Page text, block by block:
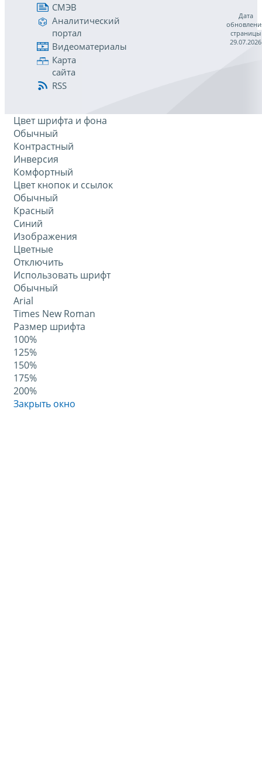
СМЭВ
Аналитический
портал
Видеоматериалы
Карта
сайта
RSS
Дата
страницы
29.07.2026
Цвет шрифта и фона
Обычный
Контрастный
Инверсия
Комфортный
Цвет кнопок и ссылок
Обычный
Красный
Синий
Изображения
Цветные
Отключить
Использовать шрифт
Обычный
Arial
Times New Roman
Размер шрифта
100%
125%
150%
175%
200%
Закрыть окно